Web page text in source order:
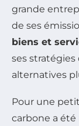
grande
de ses
biens et
ses stratégies
alternatives
Pour une
carbone a